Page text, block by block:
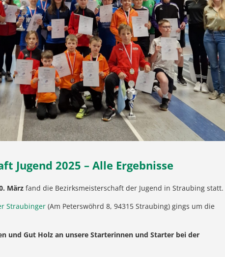
Jugend 2025 – Alle Ergebnisse
März fand die Bezirksmeisterschaft der Jugend in Straubing statt.
Straubinger (Am Peterswöhrd 8, 94315 Straubing) gings um die
und Gut Holz an unsere Starterinnen und Starter bei der